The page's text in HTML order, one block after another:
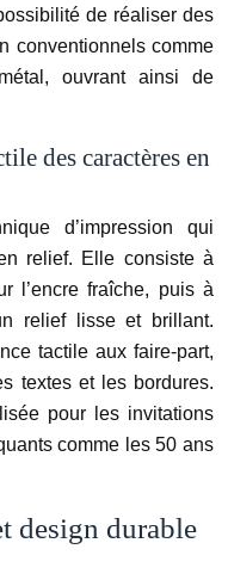
de réaliser des
conventionnels comme
ouvrant ainsi de
des caractères en
d’impression qui
relief. Elle consiste à
l’encre fraîche, puis à
relief lisse et brillant.
tactile aux faire-part,
textes et les bordures.
pour les invitations
comme les 50 ans
design durable